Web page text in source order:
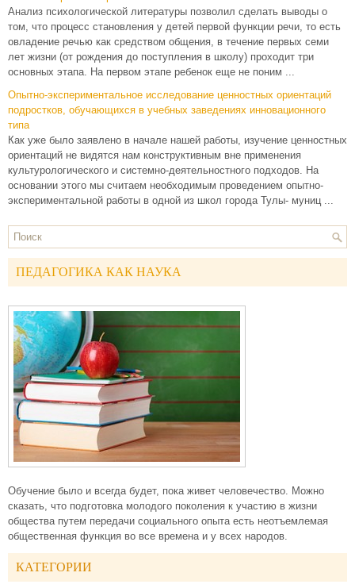
Анализ психологической литературы позволил сделать выводы о
том, что процесс становления у детей первой функции речи, то есть
овладение речью как средством общения, в течение первых семи
лет жизни (от рождения до поступления в школу) проходит три
основных этапа. На первом этапе ребенок еще не поним ...
Опытно-экспериментальное исследование ценностных ориентаций
подростков, обучающихся в учебных заведениях инновационного
типа
Как уже было заявлено в начале нашей работы, изучение ценностных
ориентаций не видятся нам конструктивным вне применения
культурологического и системно-деятельностного подходов. На
основании этого мы считаем необходимым проведением опытно-
экспериментальной работы в одной из школ города Тулы- муниц ...
ПЕДАГОГИКА КАК НАУКА
Обучение было и всегда будет, пока живет человечество. Можно
сказать, что подготовка молодого поколения к участию в жизни
общества путем передачи социального опыта есть неотъемлемая
общественная функция во все времена и у всех народов.
КАТЕГОРИИ